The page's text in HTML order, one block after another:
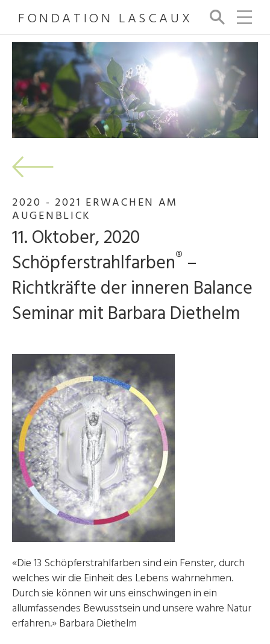
FONDATION LASCAUX
Su
ch
e
2020 - 2021 ERWACHEN AM
AUGENBLICK
11. Oktober, 2020
Schöpferstrahlfarben® –
Richtkräfte der inneren Balance
Seminar mit Barbara Diethelm
«Die 13 Schöpferstrahlfarben sind ein Fenster, durch
welches wir die Einheit des Lebens wahrnehmen.
Durch sie können wir uns einschwingen in ein
allumfassendes Bewusstsein und unsere wahre Natur
erfahren.» Barbara Diethelm